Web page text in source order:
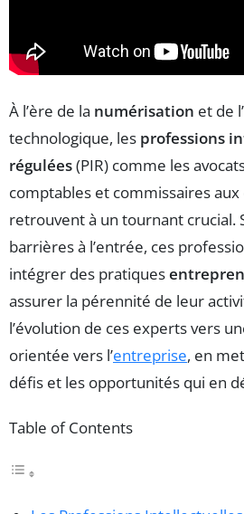
À l’ère de la numérisation et de
technologique, les professions
régulées(PIR) comme les
comptables et commissaires aux
retrouvent à un tournant crucial.
barrières à l’entrée, ces
intégrer des pratiques
assurer la pérennité de leur
l’évolution de ces experts vers
orientée vers l’entreprise, en
défis et les opportunités qui en
Table of Contents